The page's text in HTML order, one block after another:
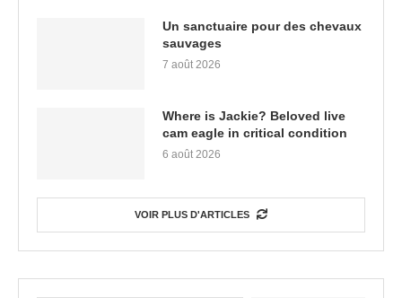
Un sanctuaire pour des chevaux
sauvages
7 août 2026
Where is Jackie? Beloved live
cam eagle in critical condition
6 août 2026
VOIR PLUS D'ARTICLES